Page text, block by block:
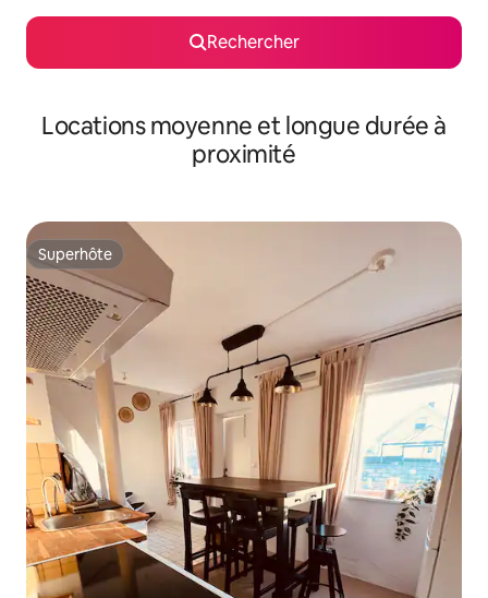
Rechercher
Locations moyenne et longue durée à
proximité
Superhôte
Superhôte